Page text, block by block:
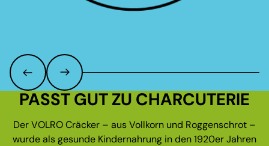
PASST GUT ZU CHARCUTERIE
Der VOLRO Cräcker – aus Vollkorn und Roggenschrot –
wurde als gesunde Kindernahrung in den 1920er Jahren